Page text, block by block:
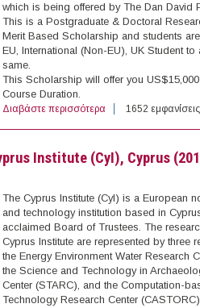
which is being offered by The Dan David
This is a Postgraduate & Doctoral
Merit Based Scholarship and students
EU, International (Non-EU), UK Student to
same.
This Scholarship will offer you
Course Duration.
Διαβάστε περισσότερα για Twenty (20)
1652 εμφανίσεις
Institute (CyI), Cyprus
The Cyprus Institute (CyI) is a European
and technology institution based in
acclaimed Board of Trustees. The
Cyprus Institute are represented by three
the Energy Environment Water Research
the Science and Technology in
Center (STARC), and the Computation-
Technology Research Center